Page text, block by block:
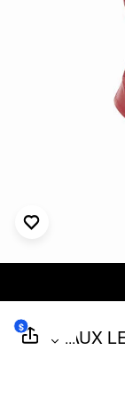
FAUX
...
$